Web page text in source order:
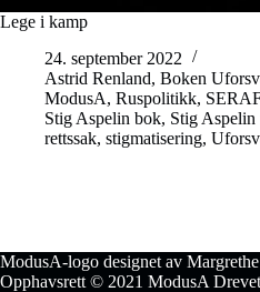
Lege i kamp
24. september 2022
Astrid Renland, Boken
ModusA, Ruspolitikk, SERAF
Stig Aspelin bok, Stig Aspelin
rettssak, stigmatisering,
ModusA-logo designet av
Opphavsrett © 2021 ModusA